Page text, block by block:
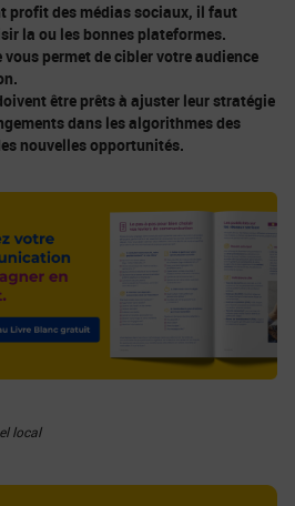
profit des médias sociaux, il faut
la ou les bonnes plateformes.
permet de cibler votre audience
être prêts à ajuster leur stratégie
dans les algorithmes des
nouvelles opportunités.
local